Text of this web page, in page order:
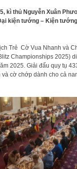
kì thủ Nguyễn Xuân
kiện tướng – Kiện
Trẻ Cờ Vua Nhanh và
Championships 2025)
2025. Giải đấu quy tụ
cờ chớp dành cho cả